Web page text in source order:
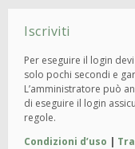
Iscriviti
Per eseguire il login
solo pochi secondi e
L’amministratore può
di eseguire il login
regole.
Condizioni d’uso |